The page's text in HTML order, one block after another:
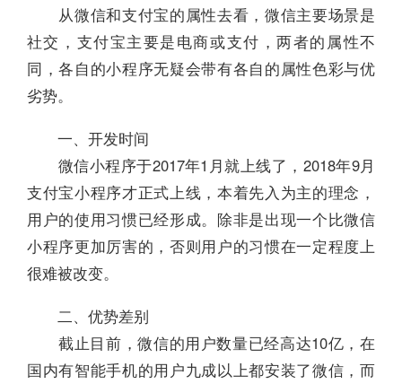
从微信和支付宝的属性去看，微信主要场景是
社交，支付宝主要是电商或支付，两者的属性不
同，各自的小程序无疑会带有各自的属性色彩与优
劣势。
一、开发时间
微信小程序于2017年1月就上线了，2018年9月
支付宝小程序才正式上线，本着先入为主的理念，
用户的使用习惯已经形成。除非是出现一个比微信
小程序更加厉害的，否则用户的习惯在一定程度上
很难被改变。
二、优势差别
截止目前，微信的用户数量已经高达10亿，在
国内有智能手机的用户九成以上都安装了微信，而